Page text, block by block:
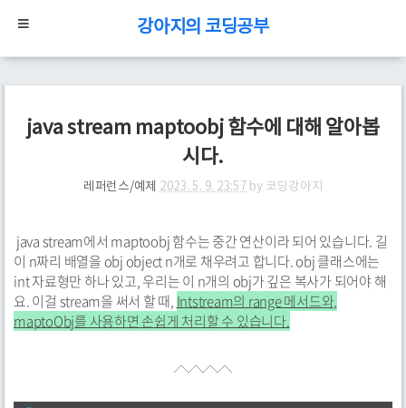
강아지의 코딩공부
java stream maptoobj 함수에 대해 알아봅
시다.
레퍼런스/예제 2023. 5. 9. 23:57 by코딩강아지
java stream에서 maptoobj 함수는 중간 연산이라 되어 있습니다. 길
이 n짜리 배열을 obj object n개로 채우려고 합니다. obj 클래스에는
int 자료형만 하나 있고, 우리는 이 n개의 obj가 깊은 복사가 되어야 해
요. 이걸 stream을 써서 할 때, Intstream의 range 메서드와,
maptoObj를 사용하면 손쉽게 처리할 수 있습니다.